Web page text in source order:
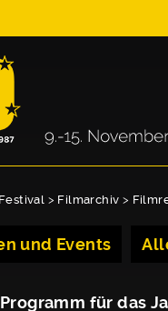
Festival > Filmarchiv >
und Events
für das